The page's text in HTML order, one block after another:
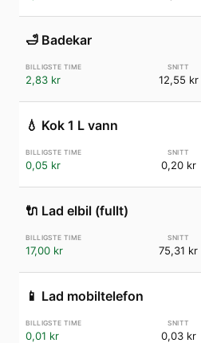
🛁 Badekar
2,83 kr 12,55 kr
💧 Kok 1 L vann
0,05 kr 0,20 kr
🔌 Lad elbil (fullt)
17,00 kr 75,31 kr
📱 Lad mobiltelefon
0,01 kr 0,03 kr